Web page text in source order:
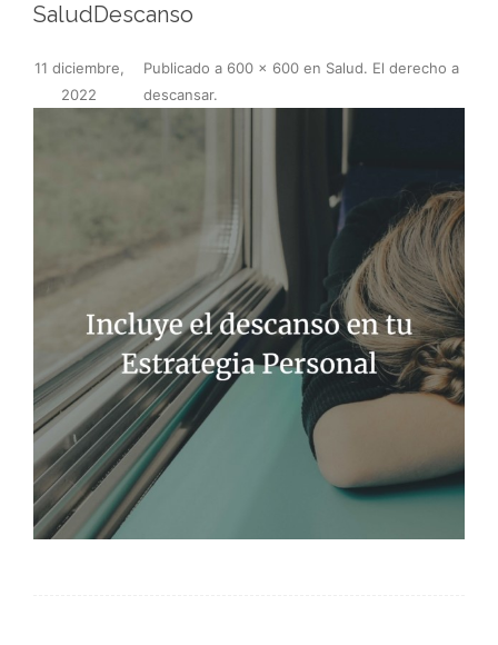
SaludDescanso
Publicado
11 diciembre,
2022
a 600 × 600 en Salud. El derecho a
descansar.